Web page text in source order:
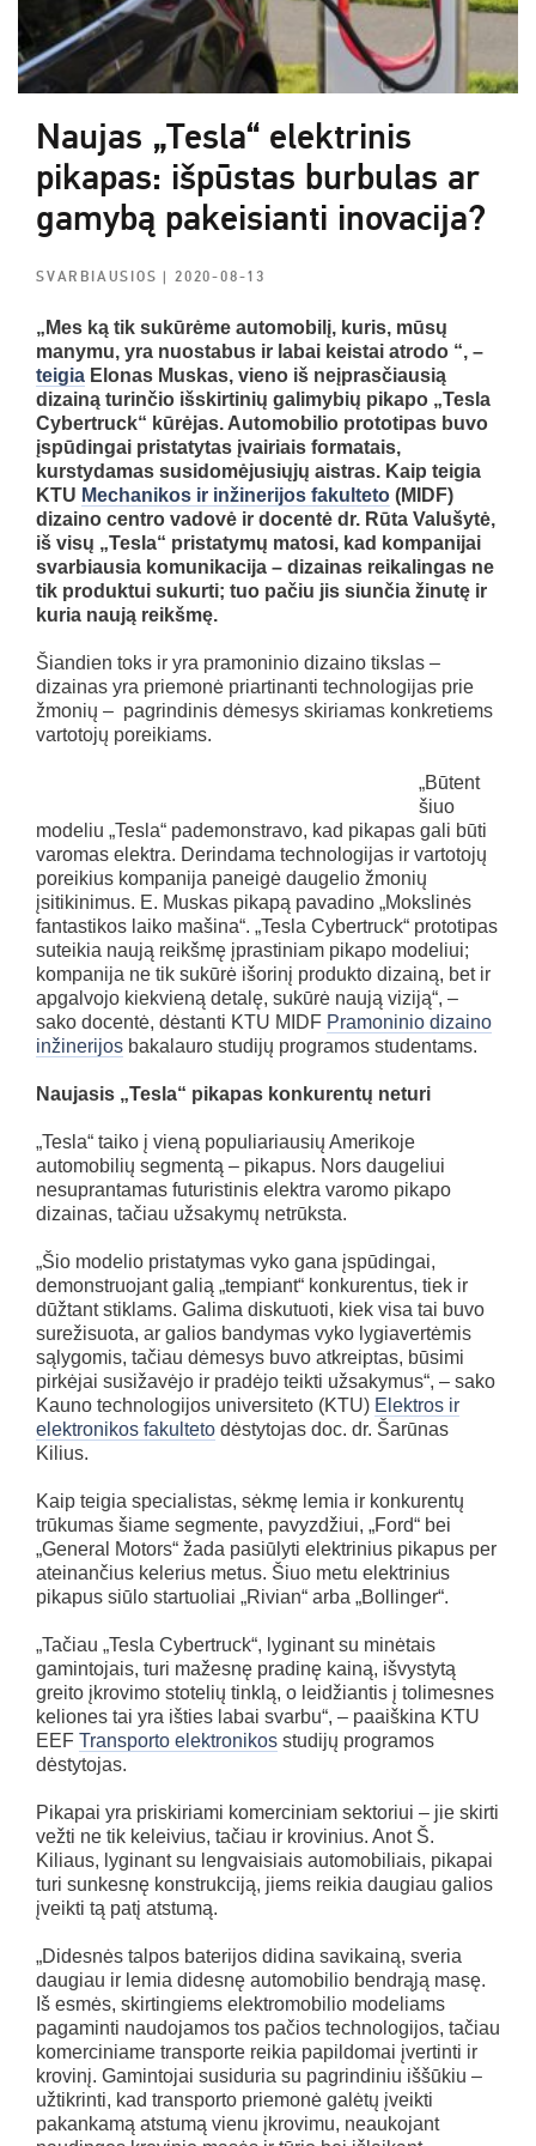
Naujas „Tesla“ elektrinis
pikapas: išpūstas burbulas ar
gamybą pakeisianti inovacija?
SVARBIAUSIOS| 2020-08-13
„Mes ką tik sukūrėme automobilį, kuris, mūsų
manymu, yra nuostabus ir labai keistai atrodo “, –
teigia Elonas Muskas, vieno iš neįprasčiausią
dizainą turinčio išskirtinių galimybių pikapo „Tesla
Cybertruck“ kūrėjas. Automobilio prototipas buvo
įspūdingai pristatytas įvairiais formatais,
kurstydamas susidomėjusiųjų aistras. Kaip teigia
KTU Mechanikos ir inžinerijos fakulteto (MIDF)
dizaino centro vadovė ir docentė dr. Rūta Valušytė,
iš visų „Tesla“ pristatymų matosi, kad kompanijai
svarbiausia komunikacija – dizainas reikalingas ne
tik produktui sukurti; tuo pačiu jis siunčia žinutę ir
kuria naują reikšmę.
Šiandien toks ir yra pramoninio dizaino tikslas –
dizainas yra priemonė priartinanti technologijas prie
žmonių – pagrindinis dėmesys skiriamas konkretiems
vartotojų poreikiams.
„Būtent
šiuo
modeliu „Tesla“ pademonstravo, kad pikapas gali būti
varomas elektra. Derindama technologijas ir vartotojų
poreikius kompanija paneigė daugelio žmonių
įsitikinimus. E. Muskas pikapą pavadino „Mokslinės
fantastikos laiko mašina“. „Tesla Cybertruck“ prototipas
suteikia naują reikšmę įprastiniam pikapo modeliui;
kompanija ne tik sukūrė išorinį produkto dizainą, bet ir
apgalvojo kiekvieną detalę, sukūrė naują viziją“, –
sako docentė, dėstanti KTU MIDF Pramoninio dizaino
inžinerijos bakalauro studijų programos studentams.
Naujasis „Tesla“ pikapas konkurentų neturi
„Tesla“ taiko į vieną populiariausių Amerikoje
automobilių segmentą – pikapus. Nors daugeliui
nesuprantamas futuristinis elektra varomo pikapo
dizainas, tačiau užsakymų netrūksta.
„Šio modelio pristatymas vyko gana įspūdingai,
demonstruojant galią „tempiant“ konkurentus, tiek ir
dūžtant stiklams. Galima diskutuoti, kiek visa tai buvo
surežisuota, ar galios bandymas vyko lygiavertėmis
sąlygomis, tačiau dėmesys buvo atkreiptas, būsimi
pirkėjai susižavėjo ir pradėjo teikti užsakymus“, – sako
Kauno technologijos universiteto (KTU) Elektros ir
elektronikos fakulteto dėstytojas doc. dr. Šarūnas
Kilius.
Kaip teigia specialistas, sėkmę lemia ir konkurentų
trūkumas šiame segmente, pavyzdžiui, „Ford“ bei
„General Motors“ žada pasiūlyti elektrinius pikapus per
ateinančius kelerius metus. Šiuo metu elektrinius
pikapus siūlo startuoliai „Rivian“ arba „Bollinger“.
„Tačiau „Tesla Cybertruck“, lyginant su minėtais
gamintojais, turi mažesnę pradinę kainą, išvystytą
greito įkrovimo stotelių tinklą, o leidžiantis į tolimesnes
keliones tai yra išties labai svarbu“, – paaiškina KTU
EEF Transporto elektronikos studijų programos
dėstytojas.
Pikapai yra priskiriami komerciniam sektoriui – jie skirti
vežti ne tik keleivius, tačiau ir krovinius. Anot Š.
Kiliaus, lyginant su lengvaisiais automobiliais, pikapai
turi sunkesnę konstrukciją, jiems reikia daugiau galios
įveikti tą patį atstumą.
„Didesnės talpos baterijos didina savikainą, sveria
daugiau ir lemia didesnę automobilio bendrąją masę.
Iš esmės, skirtingiems elektromobilio modeliams
pagaminti naudojamos tos pačios technologijos, tačiau
komerciniame transporte reikia papildomai įvertinti ir
krovinį. Gamintojai susiduria su pagrindiniu iššūkiu –
užtikrinti, kad transporto priemonė galėtų įveikti
pakankamą atstumą vienu įkrovimu, neaukojant